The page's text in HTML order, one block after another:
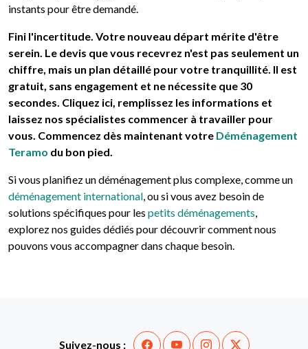
instants pour être demandé.
Fini l'incertitude. Votre nouveau départ mérite d'être
serein. Le devis que vous recevrez n'est pas seulement un
chiffre, mais un plan détaillé pour votre tranquillité. Il est
gratuit, sans engagement et ne nécessite que 30
secondes. Cliquez ici, remplissez les informations et
laissez nos spécialistes commencer à travailler pour
vous. Commencez dès maintenant votre Déménagement
Teramo du bon pied.
Si vous planifiez un déménagement plus complexe, comme un
déménagement international, ou si vous avez besoin de
solutions spécifiques pour les petits déménagements,
explorez nos guides dédiés pour découvrir comment nous
pouvons vous accompagner dans chaque besoin.
Suivez-nous :